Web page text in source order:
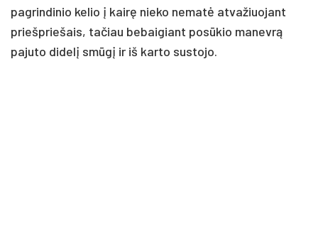
pagrindinio kelio į kairę nieko nematė atvažiuojant
priešpriešais, tačiau bebaigiant posūkio manevrą
pajuto didelį smūgį ir iš karto sustojo.